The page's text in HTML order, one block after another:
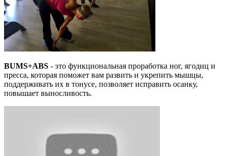
BUMS+ABS - это функциональная проработка ног, ягодиц и
пресса, которая поможет вам развить и укрепить мышцы,
поддерживать их в тонусе, позволяет исправить осанку,
повышает выносливость.